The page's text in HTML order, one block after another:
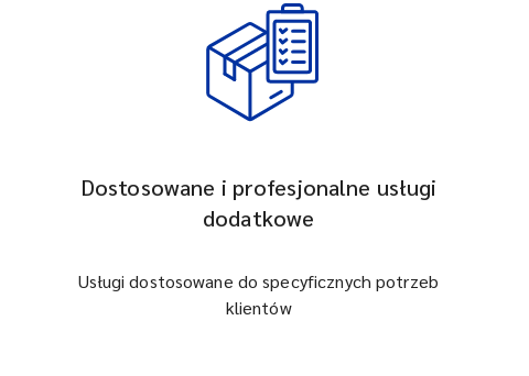
Dostosowane i profesjonalne usługi
dodatkowe
Usługi dostosowane do specyficznych potrzeb
klientów